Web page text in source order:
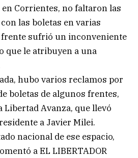
Corrientes, no faltaron las
las boletas en varias
frente sufrió un inconveniente
que le atribuyen a una
hubo varios reclamos por
boletas de algunos frentes,
Libertad Avanza, que llevó
a Javier Milei.
nacional de ese espacio,
a EL LIBERTADOR